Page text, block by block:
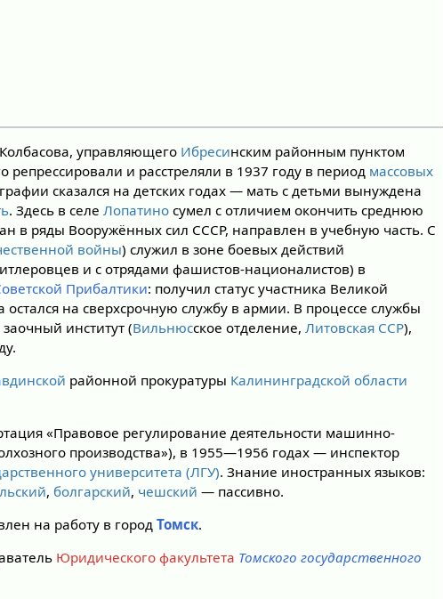
управляющего Ибресинским районным пунктом
репрессировали и расстреляли в 1937 году в период массовых
сказался на детских годах — мать с детьми вынуждена
. Здесь в селеЛопатино сумел с отличием окончить среднюю
в ряды Вооружённых сил СССР, направлен в учебную часть. С
войны) служил в зоне боевых действий
и с отрядами фашистов-националистов) в
Прибалтики: получил статус участника Великой
на сверхсрочную службу в армии. В процессе службы
институт (Вильнюсское отделение,Литовская ССР),
районной прокуратуры Калининградской области
«Правовое регулирование деятельности машинно-
производства»), в 1955—1956 годах — инспектор
университета (ЛГУ). Знание иностранных языков:
,болгарский, чешский — пассивно.
на работу в городТомск.
Юридического факультета Томского государственного